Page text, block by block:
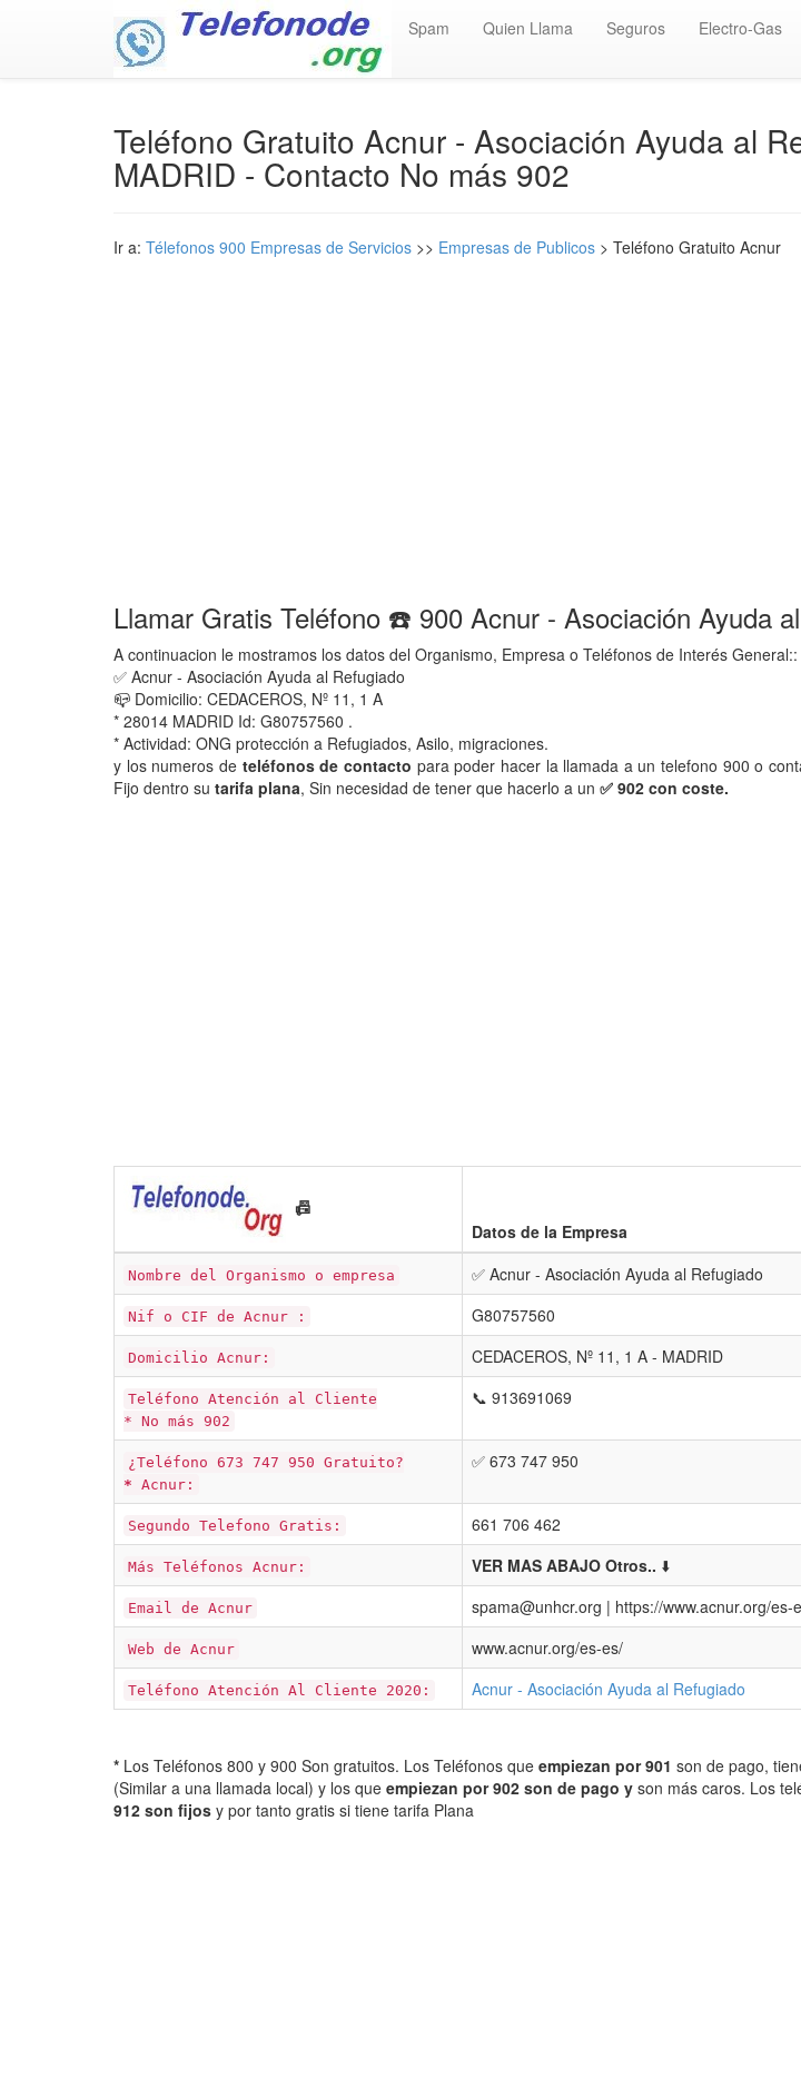
Spam Quien Llama Seguros Electro-Gas
Teléfono Gratuito Acnur - Asociación Ayuda al
MADRID - Contacto No más 902
Ir a: Télefonos 900 Empresas de Servicios >> Empresas de Publicos > Teléfono Gratuito Acnur
Llamar Gratis Teléfono ☎️ 900 Acnur - Asociación Ayuda
A continuacion le mostramos los datos del Organismo, Empresa o Teléfonos de Interés General::
✅ Acnur - Asociación Ayuda al Refugiado
📪 Domicilio: CEDACEROS, Nº 11, 1 A
* 28014 MADRID Id: G80757560 .
* Actividad: ONG protección a Refugiados, Asilo, migraciones.
y los numeros de teléfonos de contacto para poder hacer la llamada a un telefono 900 o
Fijo dentro su tarifa plana, Sin necesidad de tener que hacerlo a un ✅ 902 con coste.
📠
Datos de la Empresa
Nombre del Organismo o empresa ✅ Acnur - Asociación Ayuda al Refugiado
Nif o CIF de Acnur : G80757560
Domicilio Acnur: CEDACEROS, Nº 11, 1 A - MADRID
Teléfono Atención al Cliente
* No más 902
📞 913691069
¿Teléfono 673 747 950 Gratuito?
* Acnur:
✅ 673 747 950
Segundo Telefono Gratis: 661 706 462
Más Teléfonos Acnur: VER MAS ABAJO Otros.. ⬇️
Email de Acnur spama@unhcr.org | https://www.acnur.org/es-
Web de Acnur www.acnur.org/es-es/
Teléfono Atención Al Cliente 2020: Acnur - Asociación Ayuda al Refugiado
* Los Teléfonos 800 y 900 Son gratuitos. Los Teléfonos que empiezan por 901 son de pago,
(Similar a una llamada local) y los que empiezan por 902 son de pago y son más caros. Los
912 son fijos y por tanto gratis si tiene tarifa Plana